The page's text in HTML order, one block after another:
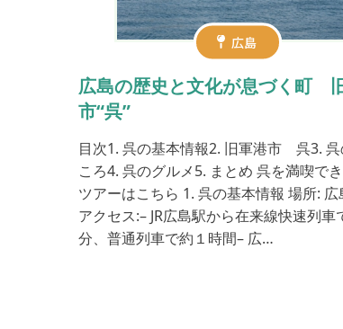
広島
広島の歴史と文化が息づく町
市“呉”
目次1. 呉の基本情報2. 旧軍港市 呉3.
ころ4. 呉のグルメ5. まとめ 呉を満喫で
ツアーはこちら 1. 呉の基本情報 場所: 広
アクセス:– JR広島駅から在来線快速列車
分、普通列車で約１時間– 広…